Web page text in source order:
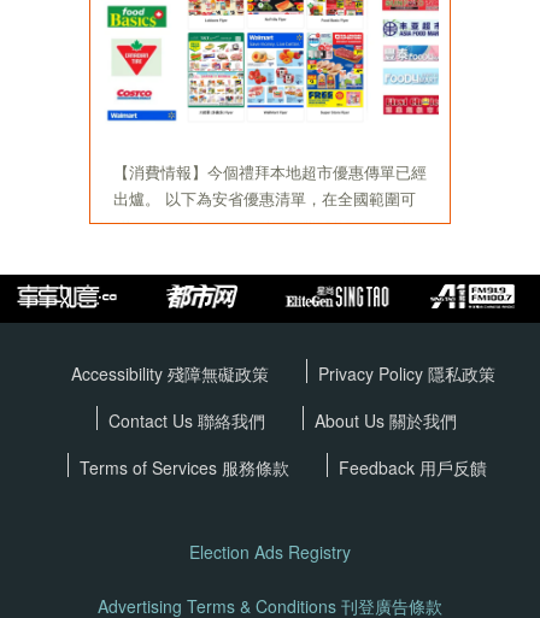
Accessibility 殘障無礙政策 Privacy Policy 隱私政策
Contact Us 聯絡我們
About Us 關於我們
Terms of Services 服務條款 Feedback 用戶反饋
Election Ads Registry
Advertising Terms & Conditions 刊登廣告條款